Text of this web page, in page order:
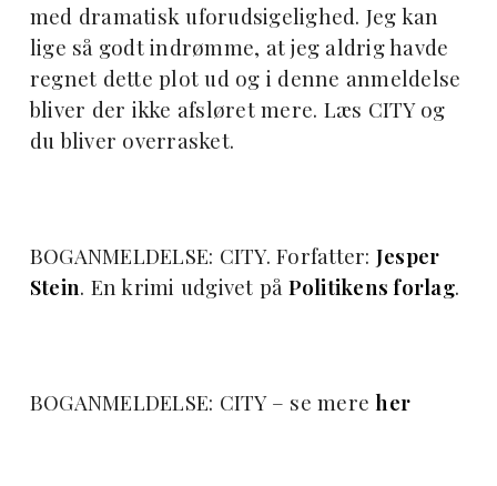
med dramatisk uforudsigelighed. Jeg kan
lige så godt indrømme, at jeg aldrig havde
regnet dette plot ud og i denne anmeldelse
bliver der ikke afsløret mere. Læs CITY og
du bliver overrasket.
BOGANMELDELSE: CITY. Forfatter: Jesper
Stein. En krimi udgivet på Politikens forlag.
BOGANMELDELSE: CITY – se mereher